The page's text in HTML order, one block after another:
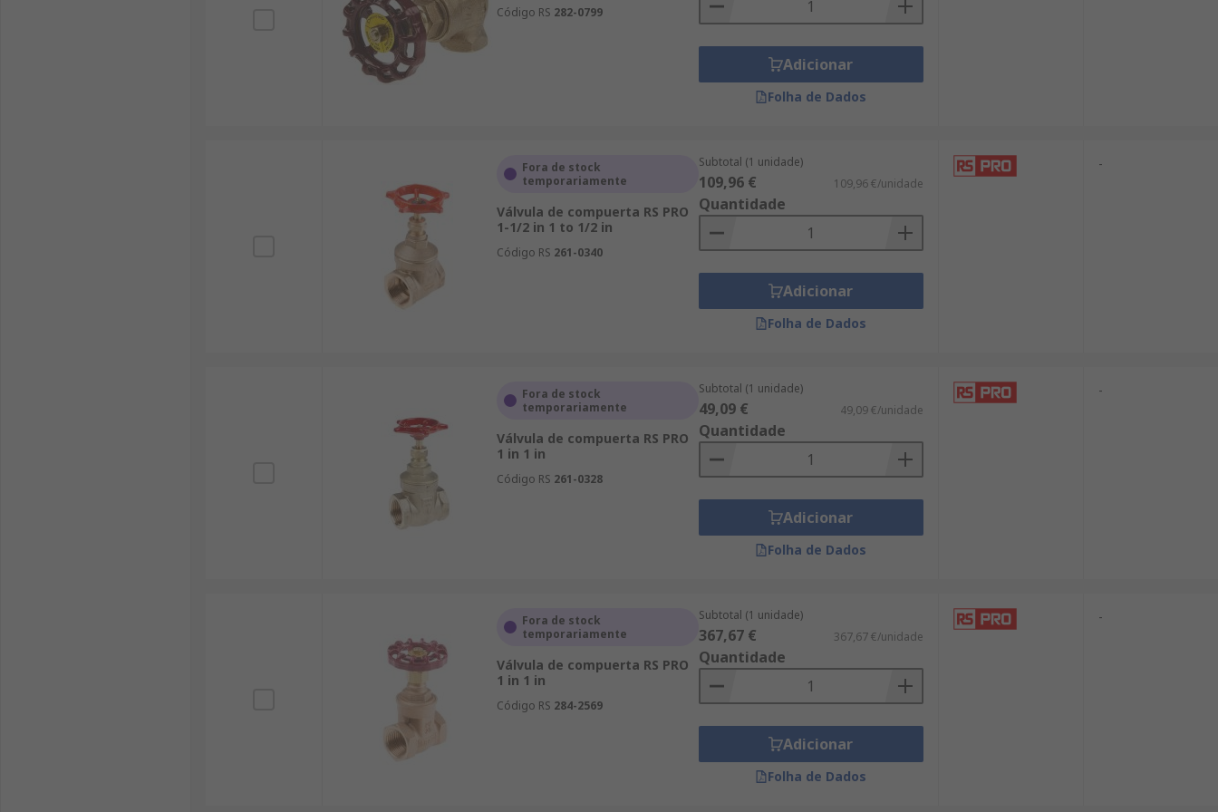
Código RS 282-0799
Adicionar
Folha de Dados
Fora de stock
temporariamente
Válvula de compuerta RS PRO
1-1/2 in 1 to 1/2 in
Código RS 261-0340
Subtotal (1 unidade)
109,96 € 109,96 €/unidade
Quantidade
Adicionar
Folha de Dados
-
Fora de stock
temporariamente
Válvula de compuerta RS PRO
1 in 1 in
Código RS 261-0328
Subtotal (1 unidade)
49,09 € 49,09 €/unidade
Quantidade
Adicionar
Folha de Dados
-
Fora de stock
temporariamente
Válvula de compuerta RS PRO
1 in 1 in
Código RS 284-2569
Subtotal (1 unidade)
367,67 € 367,67 €/unidade
Quantidade
Adicionar
Folha de Dados
-